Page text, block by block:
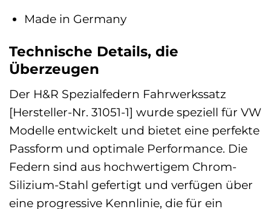
Made in Germany
Technische Details, die
Überzeugen
Der H&R Spezialfedern Fahrwerkssatz
[Hersteller-Nr. 31051-1] wurde speziell für VW
Modelle entwickelt und bietet eine perfekte
Passform und optimale Performance. Die
Federn sind aus hochwertigem Chrom-
Silizium-Stahl gefertigt und verfügen über
eine progressive Kennlinie, die für ein